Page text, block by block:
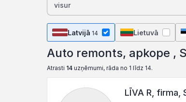
Latvijā 14 Lietuvā
Auto remonts, apkope ,
Atrasti 14 uzņēmumi, rāda no 1 līdz 14.
LĪVA R, firma,